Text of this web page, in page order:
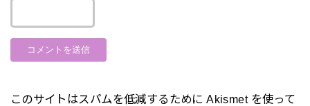
このサイトはスパムを低減するために Akismet を使って